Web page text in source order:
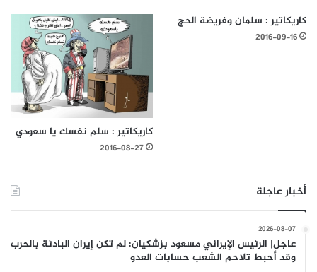
كاريكاتير : سلمان وفريضة الحج
2016-09-16
كاريكاتير : سلم نفسك يا سعودي
2016-08-27
أخبار عاجلة
2026-08-07
عاجل| الرئيس الإيراني مسعود بزشكيان: لم تكن إيران البادئة بالحرب
وقد أحبط تلاحم الشعب حسابات العدو